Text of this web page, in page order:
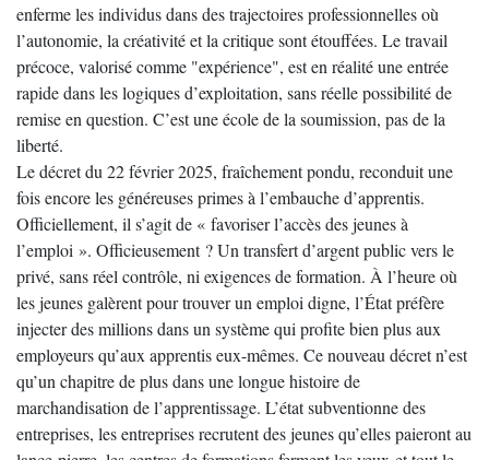
enferme les individus dans des trajectoires professionnelles où
l’autonomie, la créativité et la critique sont étouffées. Le travail
précoce, valorisé comme "expérience", est en réalité une entrée
rapide dans les logiques d’exploitation, sans réelle possibilité de
remise en question. C’est une école de la soumission, pas de la
liberté.
Le décret du 22 février 2025, fraîchement pondu, reconduit une
fois encore les généreuses primes à l’embauche d’apprentis.
Officiellement, il s’agit de « favoriser l’accès des jeunes à
l’emploi ». Officieusement ? Un transfert d’argent public vers le
privé, sans réel contrôle, ni exigences de formation. À l’heure où
les jeunes galèrent pour trouver un emploi digne, l’État préfère
injecter des millions dans un système qui profite bien plus aux
employeurs qu’aux apprentis eux-mêmes. Ce nouveau décret n’est
qu’un chapitre de plus dans une longue histoire de
marchandisation de l’apprentissage. L’état subventionne des
entreprises, les entreprises recrutent des jeunes qu’elles paieront au